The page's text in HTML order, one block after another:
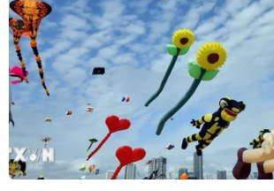
Đề nghị xem xét cấm sử dụng hòa
giải với các vụ bạo lực gia đình, xâm
hại trẻ em
10/08/2026 04:34
Mô hình xã, phường xã hội chủ
nghĩa: Khi “hạnh phúc” trở thành